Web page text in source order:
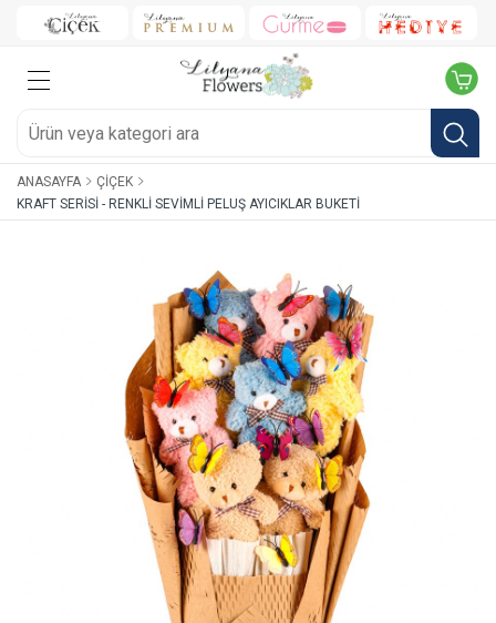
ANASAYFA
ÇIÇEK
KRAFT SERISI - RENKLI SEVIMLI PELUŞ AYICIKLAR BUKETI